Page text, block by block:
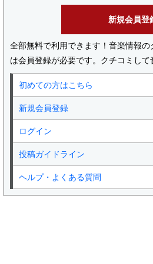
新規会員登
全部無料で利用できます！音楽情報
は会員登録が必要です。クチコミして
初めての方はこちら
新規会員登録
ログイン
投稿ガイドライン
ヘルプ・よくある質問